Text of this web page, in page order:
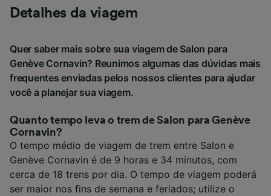
Detalhes da viagem
Quer saber mais sobre sua viagem de Salon para
Genève Cornavin? Reunimos algumas das dúvidas mais
frequentes enviadas pelos nossos clientes para ajudar
você a planejar sua viagem.
Quanto tempo leva o trem de Salon para Genève
Cornavin?
O tempo médio de viagem de trem entre Salon e
Genève Cornavin é de 9 horas e 34 minutos, com
cerca de 18 trens por dia. O tempo de viagem poderá
ser maior nos fins de semana e feriados; utilize o